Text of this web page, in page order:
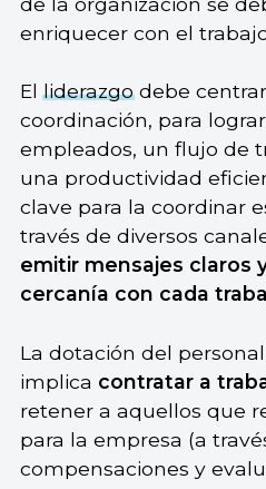
enriquecer con el
Elliderazgodebe
coordinación, para
empleados, un flujo de
una productividad
clave para la coordinar
través de diversos
emitir mensajes claros
cercanía con cada
La dotación del
implica contratar a
retener a aquellos que
para la empresa (a
compensaciones y